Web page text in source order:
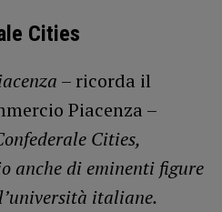
Cities
– ricorda il
Piacenza –
Cities,
anche di eminenti figure
italiane.